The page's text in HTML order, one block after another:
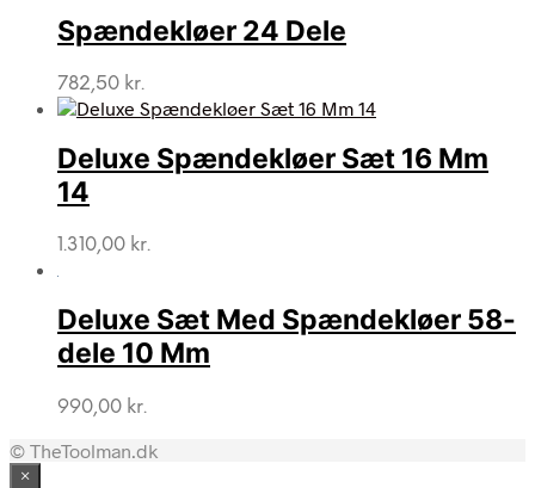
var:
35,00 kr..
er:
23,75 kr..
Spændekløer 24 Dele
782,50 kr.
Deluxe Spændekløer Sæt 16 Mm
14
1.310,00 kr.
Deluxe Sæt Med Spændekløer 58-
dele 10 Mm
990,00 kr.
© TheToolman.dk
×